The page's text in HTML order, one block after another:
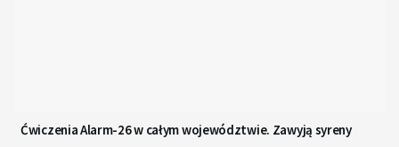
Ćwiczenia Alarm-26 w całym województwie. Zawyją syreny